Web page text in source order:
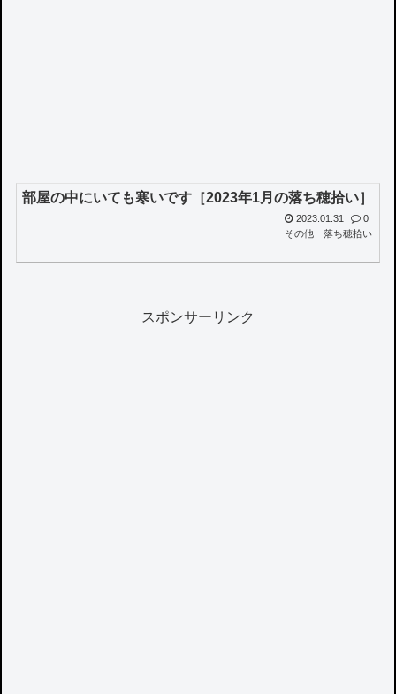
部屋の中にいても寒いです［2023年1月の落ち穂拾い］
2023.01.31
0
その他
落ち穂拾い
スポンサーリンク